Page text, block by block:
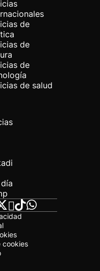
de
de
de
de salud
cookies